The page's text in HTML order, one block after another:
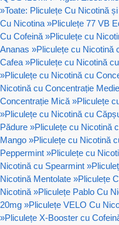
»Toate: Pliculețe Cu Nicotină
Cu Nicotina »Pliculețe 77 VB
Cu Cofeină »Pliculețe cu
Ananas »Pliculețe cu Nicotină
Cafea »Pliculețe cu Nicotină
»Pliculețe cu Nicotină cu
Nicotină cu Concentrație Medie
Concentrație Mică »Pliculețe
»Pliculețe cu Nicotină cu
Pădure »Pliculețe cu Nicotină
Mango »Pliculețe cu Nicotină
Peppermint »Pliculețe cu
Nicotină cu Spearmint »
Nicotină Mentolate »Pliculețe
Nicotină »Pliculețe Pablo Cu
20mg »Pliculețe VELO Cu
»Pliculețe X-Booster cu